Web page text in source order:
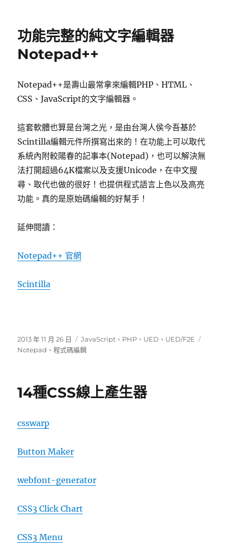
功能完整的純文字編輯器
Notepad++
Notepad++是壽山最常拿來編輯PHP、HTML、
CSS、JavaScript的文字編輯器。
這套軟體也算是台灣之光，是由台灣人侯今吾基於
Scintilla編輯元件所撰寫出來的！在功能上可以取代
系統內附較陽春的記事本(Notepad)，也可以解決無
法打開超過64K檔案以及支援Unicode，在中文搜
尋、取代也做的很好！也提供程式語言上色以及高亮
功能。真的是原始碼編輯的好幫手！
延伸閱讀：
Notepad++ 官網
Scintilla
發
佈
2013 年 11 月 26 日
分
類
JavaScript 、 PHP 、 UED 、 UED/F2E
Notepad 、程式碼編輯
14種CSS線上產生器
csswarp
Button Maker
webfont-generator
CSS3 Click Chart
CSS3 Menu